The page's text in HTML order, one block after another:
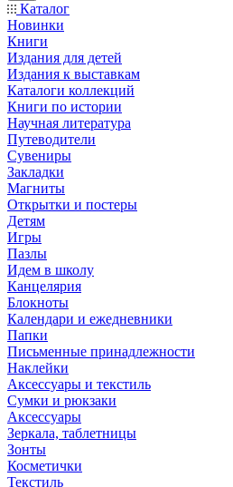
Каталог
Новинки
Книги
Издания для детей
Издания к выставкам
Каталоги коллекций
Книги по истории
Научная литература
Путеводители
Сувениры
Закладки
Магниты
Открытки и постеры
Детям
Игры
Пазлы
Идем в школу
Канцелярия
Блокноты
Календари и ежедневники
Папки
Письменные принадлежности
Наклейки
Аксессуары и текстиль
Сумки и рюкзаки
Аксессуары
Зеркала, таблетницы
Зонты
Косметички
Текстиль